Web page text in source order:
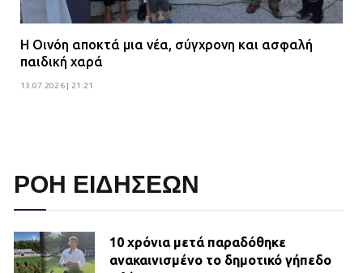
Η Οινόη αποκτά μια νέα, σύγχρονη και ασφαλή
παιδική χαρά
13.07.2026 | 21:21
ΡΟΗ ΕΙΔΗΣΕΩΝ
10 χρόνια μετά παραδόθηκε
ανακαινισμένο το δημοτικό γήπεδο